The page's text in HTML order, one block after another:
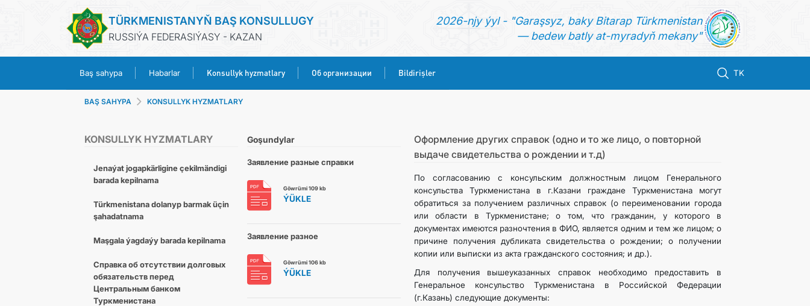
TÜRKMENISTANYŇ BAŞ KONSULLUGY
RUSSIÝA FEDERASIÝASY - KAZAN
2026-njy ýyl - "Garaşsyz, baky Bitarap Türkmenistan
— bedew batly at-myradyň mekany"
Baş sahypa Habarlar Konsullyk hyzmatlary Об организации Bildirişler TK
HABARLAR
ОБ ОРГАНИЗАЦИИ
BILDIRIŞLER
BAŞ SAHYPA KONSULLYK HYZMATLARY
KONSULLYK HYZMATLARY
Jenaýat jogapkärligine çekilmändigi
barada kepilnama
Türkmenistana dolanyp barmak üçin
şahadatnama
Maşgala ýagdaýy barada kepilnama
Cправка об отсутствии долговых
обязательств перед
Центральным банком
Туркменистана
Оформление других справок (одно и то же лицо, о повторной
выдаче свидетельства о рождении и т.д)
По согласованию с консульским должностным лицом Генерального
консульства Туркменистана в г.Казани граждане Туркменистана могут
обратиться за получением различных справок (о переименовании города
или области в Туркменистане; о том, что гражданин, у которого в
документах имеются разночтения в ФИО, является одним и тем же лицом; о
причине получения дубликата свидетельства о рождении; о получении
копии или выписки из акта гражданского состояния; и др.).
Для получения вышеуказанных справок необходимо предоставить в
Генеральное консульство Туркменистана в Российской Федерации
(г.Казань) следующие документы:
Goşundylar
Заявление разные справки
Göwrümi 109 kb
ÝÜKLE
Заявление разное
Göwrümi 106 kb
ÝÜKLE